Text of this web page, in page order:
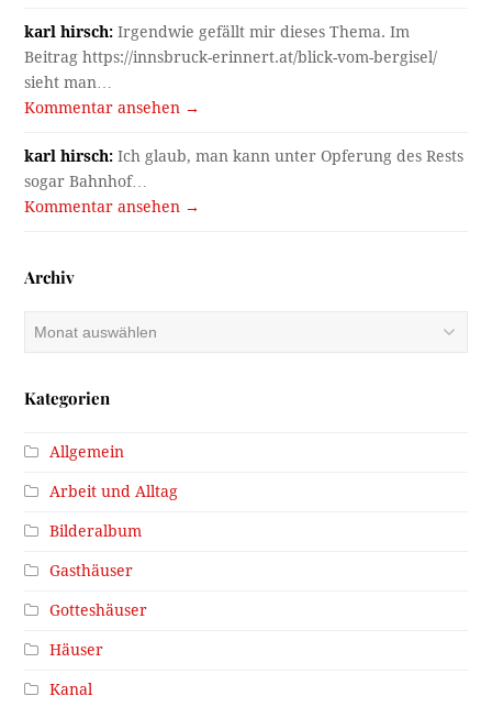
karl hirsch: Irgendwie gefällt mir dieses Thema. Im
Beitrag https://innsbruck-erinnert.at/blick-vom-bergisel/
sieht man…
Kommentar ansehen →
karl hirsch: Ich glaub, man kann unter Opferung des Rests
sogar Bahnhof…
Kommentar ansehen →
Archiv
Kategorien
Allgemein
Arbeit und Alltag
Bilderalbum
Gasthäuser
Gotteshäuser
Häuser
Kanal